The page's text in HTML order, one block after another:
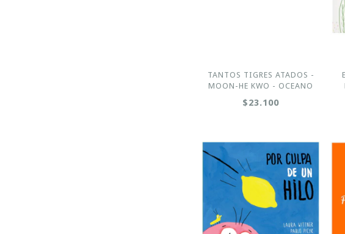
TANTOS TIGRES ATADOS -
MOON-HE KWO - OCEANO
$23.100